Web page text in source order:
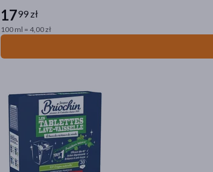
1799 zł
100 ml = 4,00 zł